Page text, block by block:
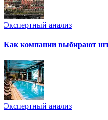
Экспертный анализ
Как компании выбирают
Экспертный анализ